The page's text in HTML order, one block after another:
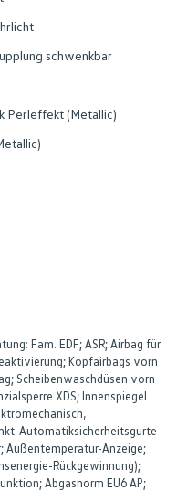
schwenkbar
Perleffekt (Metallic)
Fam. EDF; ASR; Airbag für
Kopfairbags vorn
Scheibenwaschdüsen vorn
XDS; Innenspiegel
Automatiksicherheitsgurte
Außentemperatur-Anzeige;
Rückgewinnung);
Abgasnorm EU6 AP;